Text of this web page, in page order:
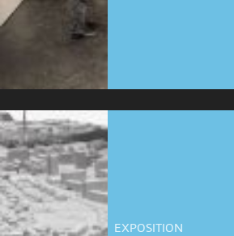
EXPOSITION